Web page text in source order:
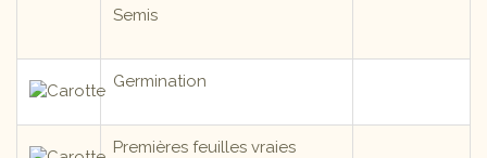
Semis
Germination
Premières feuilles vraies